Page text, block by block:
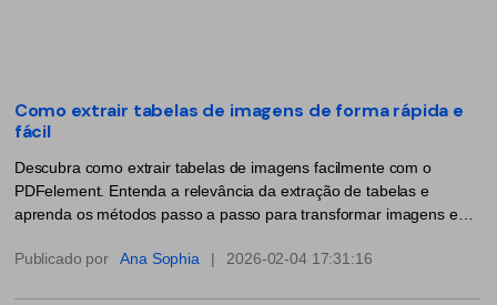
Word para PDF
Leitor de PDF com IA
Mais ferramentas online
Cortar PDF
Formulário PDF
Assinar PDF
Conhecimento de PDF
Encontre mais tópicos
Soluções de PDF para
Educação
Como extrair tabelas de imagens de forma rápida e
fácil
Descubra como extrair tabelas de imagens facilmente com o
PDFelement. Entenda a relevância da extração de tabelas e
aprenda os métodos passo a passo para transformar imagens em
Publicado por
Ana Sophia | 2026-02-04 17:31:16